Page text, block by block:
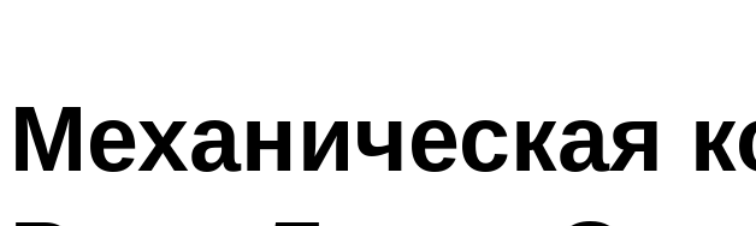
Механическая